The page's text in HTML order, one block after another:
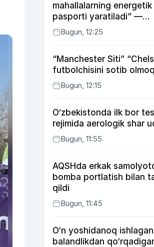
mahallalarning energetik
pasporti yaratiladi” —
energetika vaziri
Bugun, 12:25
“Manchester Siti”
futbolchisini sotib
Bugun, 12:15
O‘zbekistonda ilk bor
rejimida aerologik shar
Bugun, 11:55
AQSHda erkak
bomba portlatish bilan
qildi
Bugun, 11:45
O‘n yoshidanoq
balandlikdan